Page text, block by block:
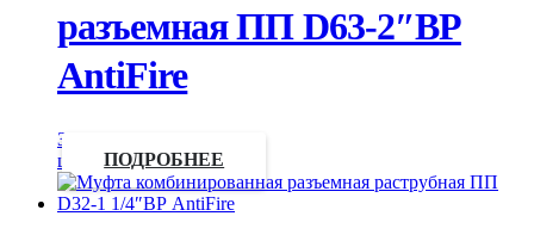
разъемная ПП D63-2″ВР
AntiFire
Запросить
цену
ПОДРОБНЕЕ